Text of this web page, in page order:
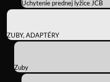
Uchytenie prednej lyžice JCB
ZUBY, ADAPTÉRY
Zuby